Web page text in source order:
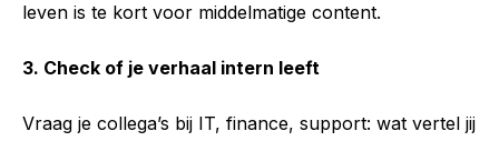
leven is te kort voor middelmatige content.
3. Check of je verhaal intern leeft
Vraag je collega’s bij IT, finance, support: wat vertel jij